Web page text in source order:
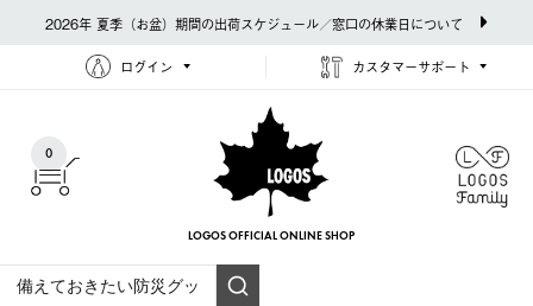
2026年 夏季（お盆）期間の出荷スケジュール／窓口の休業日について
ログイン カスタマーサポート
0
LOGOS OFFICIAL ONLINE SHOP